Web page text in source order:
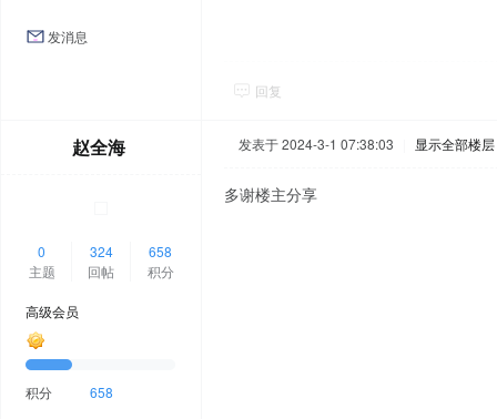
发消息
回复
赵全海
0
主题
324
回帖
658
积分
高级会员
积分 658
发表于 2024-3-1 07:38:03 显示全部楼层
多谢楼主分享